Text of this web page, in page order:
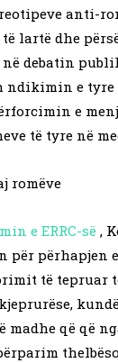
anti-
lartë dhe
debatin
ndikimin e tyre
e
të tyre në
romëve
e ERRC-së ,
përhapjen
të tepruar
madhe që që